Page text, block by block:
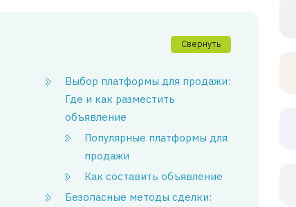
Свернуть
Выбор платформы для продажи:
Где и как разместить
объявление
Популярные платформы для
продажи
Как составить объявление
Безопасные методы сделки: